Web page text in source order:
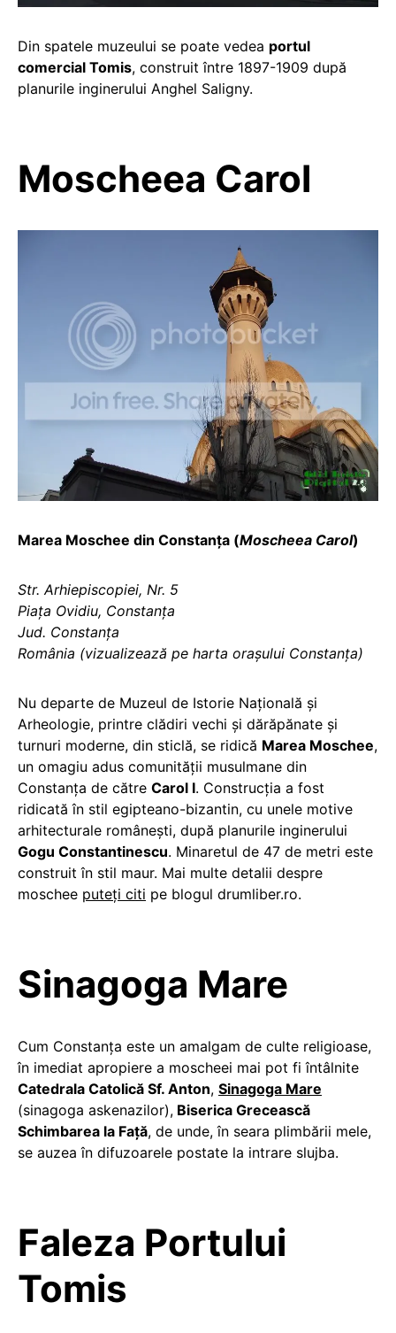
Din spatele muzeului se poate vedea portul
comercial Tomis, construit între 1897-1909 după
planurile inginerului Anghel Saligny.
Moscheea Carol
Marea Moschee din Constanța (Moscheea Carol)
Str. Arhiepiscopiei, Nr. 5
Piața Ovidiu, Constanța
Jud. Constanța
România (vizualizează pe harta orașului Constanța)
Nu departe de Muzeul de Istorie Naţională şi
Arheologie, printre clădiri vechi și dărăpănate și
turnuri moderne, din sticlă, se ridică Marea Moschee,
un omagiu adus comunității musulmane din
Constanța de către Carol I. Construcția a fost
ridicată în stil egipteano-bizantin, cu unele motive
arhitecturale româneşti, după planurile inginerului
Gogu Constantinescu. Minaretul de 47 de metri este
construit în stil maur. Mai multe detalii despre
moschee puteți citi pe blogul drumliber.ro.
Sinagoga Mare
Cum Constanța este un amalgam de culte religioase,
în imediat apropiere a moscheei mai pot fi întâlnite
Catedrala Catolică Sf. Anton, Sinagoga Mare
(sinagoga askenazilor), Biserica Grecească
Schimbarea la Față, de unde, în seara plimbării mele,
se auzea în difuzoarele postate la intrare slujba.
Faleza Portului
Tomis